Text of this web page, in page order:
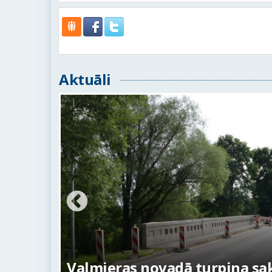
Aktuāli
Valmieras novadā turpina